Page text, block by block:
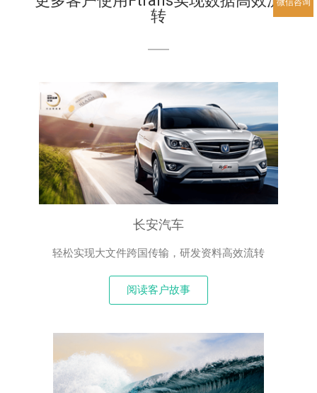
转
长安汽车
轻松实现大文件跨国传输，研发资料高效流转
阅读客户故事